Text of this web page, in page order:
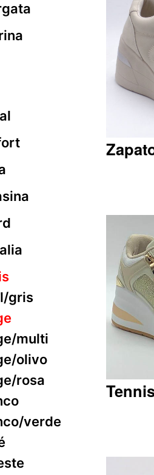
gris
multi
olivo
rosa
verde